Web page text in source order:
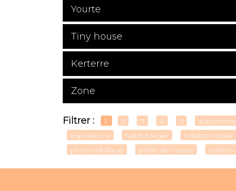
Yourte
Tiny house
Kerterre
Zone
Filtrer : 1 2 3 4 5 autonomie
expérience
habitat léger habitat mobile
photovoltaîque
poêle de masse poêlito